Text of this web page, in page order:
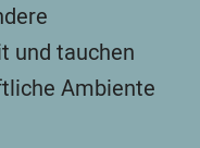
und tauchen
Ambiente